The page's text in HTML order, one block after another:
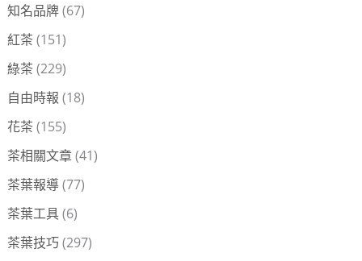
知名品牌(67)
紅茶 (151)
綠茶 (229)
自由時報 (18)
花茶 (155)
茶相關文章(41)
茶葉報導(77)
茶葉工具(6)
茶葉技巧(297)